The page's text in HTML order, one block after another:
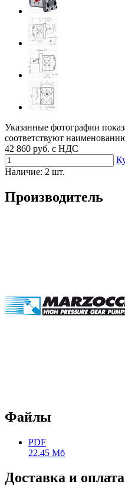
Указанные фотографии
соответствуют
42 860 руб. с НДС
Наличие: 2 шт.
Производитель
Файлы
PDF
22.45 Мб
Доставка и оплата